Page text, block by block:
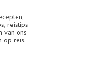
reistips
van ons
op reis.